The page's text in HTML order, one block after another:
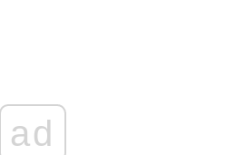
ad